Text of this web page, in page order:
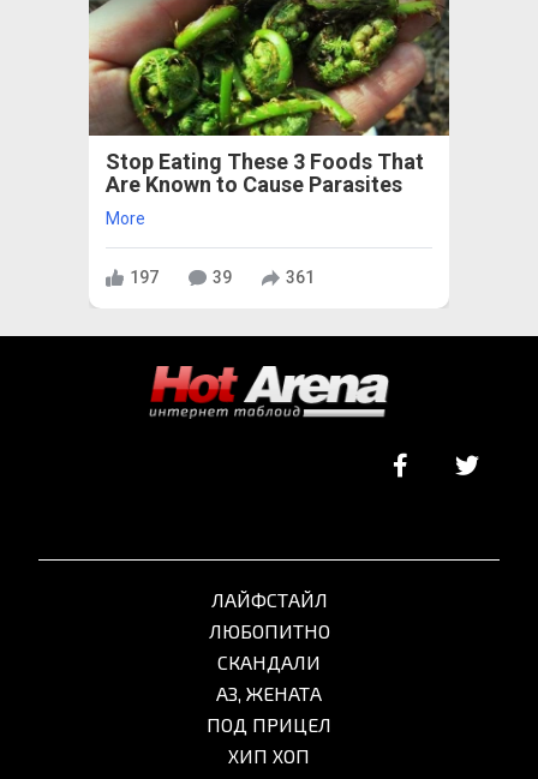
Stop Eating These 3 Foods That
Are Known to Cause Parasites
More
197 39 361
ЛАЙФСТАЙЛ
ЛЮБОПИТНО
СКАНДАЛИ
АЗ, ЖЕНАТА
ПОД ПРИЦЕЛ
ХИП ХОП